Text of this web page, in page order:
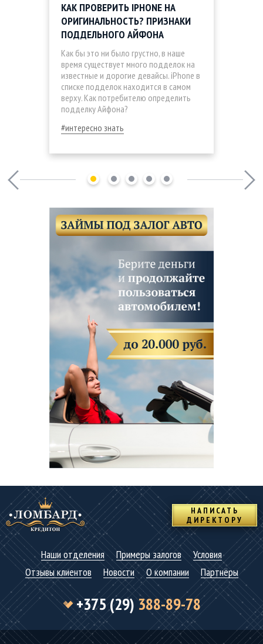
КАК ПРОВЕРИТЬ IPHONE НА
ОРИГИНАЛЬНОСТЬ? ПРИЗНАКИ
ПОДДЕЛЬНОГО АЙФОНА
Как бы это ни было грустно, в наше
время существует много подделок на
известные и дорогие девайсы. iPhone в
списке подделок находится в самом
верху. Как потребителю определить
подделку Айфона?
интересно знать
НАПИСАТЬ
ДИРЕКТОРУ
Наши отделения Примеры залогов
Условия
Отзывы клиентов
Новости О компании Партнёры
+375 (29)388-89-78